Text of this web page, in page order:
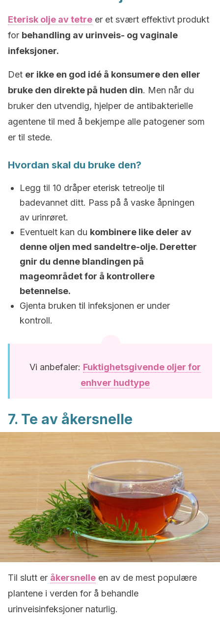
Eterisk olje av tetre er et svært effektivt produkt
for behandling av urinveis- og vaginale
infeksjoner.
Det er ikke en god idé å konsumere den eller
bruke den direkte på huden din. Men når du
bruker den utvendig, hjelper de antibakterielle
agentene til med å bekjempe alle patogener som
er til stede.
Hvordan skal du bruke den?
Legg til 10 dråper eterisk tetreolje til
badevannet ditt. Pass på å vaske åpningen
av urinrøret.
Eventuelt kan du kombinere like deler av
denne oljen med sandeltre-olje. Deretter
gnir du denne blandingen på
mageområdet for å kontrollere
betennelse.
Gjenta bruken til infeksjonen er under
kontroll.
Vi anbefaler: Fuktighetsgivende oljer for
enhver hudtype
7. Te av åkersnelle
Til slutt er åkersnelle en av de mest populære
plantene i verden for å behandle
urinveisinfeksjoner naturlig.